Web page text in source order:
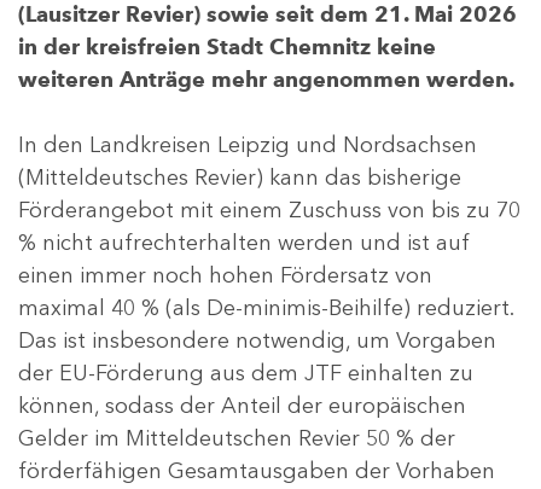
(Lausitzer Revier) sowie seit dem 21. Mai 2026
in der kreisfreien Stadt Chemnitz keine
weiteren Anträge mehr angenommen werden.
In den Landkreisen Leipzig und Nordsachsen
(Mitteldeutsches Revier) kann das bisherige
Förderangebot mit einem Zuschuss von bis zu 70
% nicht aufrechterhalten werden und ist auf
einen immer noch hohen Fördersatz von
maximal 40 % (als De-minimis-Beihilfe) reduziert.
Das ist insbesondere notwendig, um Vorgaben
der EU-Förderung aus dem JTF einhalten zu
können, sodass der Anteil der europäischen
Gelder im Mitteldeutschen Revier 50 % der
förderfähigen Gesamtausgaben der Vorhaben